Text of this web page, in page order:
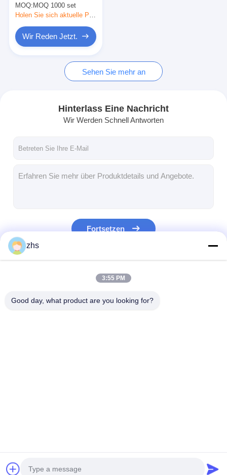
MOQ: MOQ 1000 set
Holen Sie sich aktuelle Preis
Wir Reden Jetzt.
Sehen Sie mehr an
Hinterlass Eine Nachricht
Wir Werden Schnell Antworten
Fortsetzen
zhs
3:55 PM
Good day, what product are you looking for?